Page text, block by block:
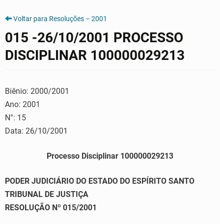
Voltar para Resoluções – 2001
015 -26/10/2001 PROCESSO
DISCIPLINAR 100000029213
Biênio: 2000/2001
Ano: 2001
N°: 15
Data: 26/10/2001
Processo Disciplinar 100000029213
PODER JUDICIÁRIO DO ESTADO DO ESPÍRITO SANTO
TRIBUNAL DE JUSTIÇA
RESOLUÇÃO Nº 015/2001